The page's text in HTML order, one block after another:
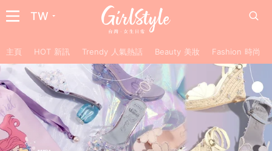
TW
主頁 HOT 新訊 Trendy 人氣熱話 Beauty 美妝 Fashion 時尚